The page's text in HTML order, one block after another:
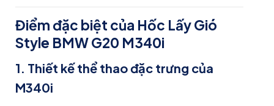
Điểm đặc biệt của Hốc Lấy Gió
Style BMW G20 M340i
1. Thiết kế thể thao đặc trưng của
M340i